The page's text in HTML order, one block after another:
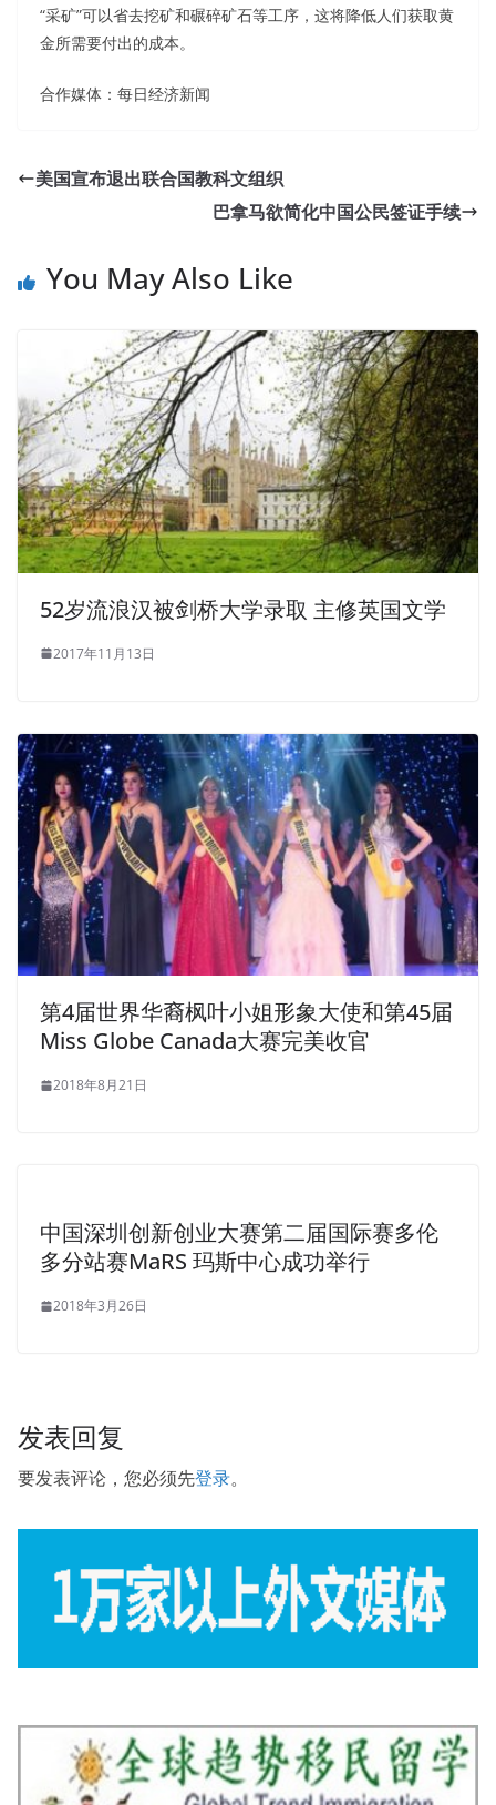
“采矿”可以省去挖矿和碾碎矿石等工序，这将降低人们获取黄
金所需要付出的成本。
合作媒体：每日经济新闻
美国宣布退出联合国教科文组织
巴拿马欲简化中国公民签证手续
You May Also Like
52岁流浪汉被剑桥大学录取 主修英国文学
2017年11月13日
第4届世界华裔枫叶小姐形象大使和第45届
Miss Globe Canada大赛完美收官
2018年8月21日
中国深圳创新创业大赛第二届国际赛多伦
多分站赛MaRS 玛斯中心成功举行
2018年3月26日
发表回复
要发表评论，您必须先登录。